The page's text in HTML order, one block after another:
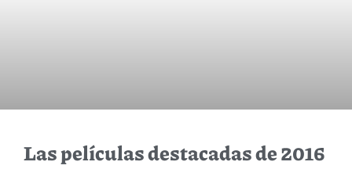
Las películas destacadas de 2016